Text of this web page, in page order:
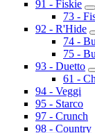
91 - Fiskie
73 -
92 - R'Hide
74 -
75 -
93 - Duetto
61 -
94 - Veggi
95 - Starco
97 - Crunch
98 - Country